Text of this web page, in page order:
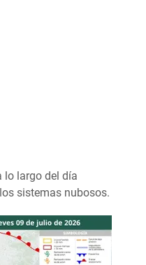
lo largo del día
sistemas nubosos.